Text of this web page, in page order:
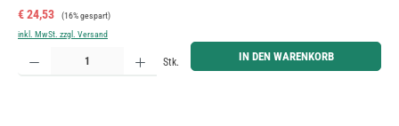
Verkaufspreis:
€ 24,53 Regulärer Preis:
(16% gespart)
inkl. MwSt. zzgl. Versand
Produkt Anzahl: Gib den gewünschten Wert ein oder benutze die Schaltflächen um die Anzahl zu
Stk. IN DEN WARENKORB